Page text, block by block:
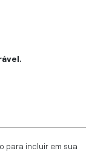
para incluir em sua